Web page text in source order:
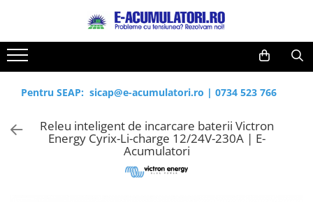
Toate Produsele
Acumulatori, Baterii si Incarcatoare
Uzuale
Baterii alcaline
Baterii litiu
Reduceri de vara
Cabluri
Acumulatori
Prelungitoare
Panouri fotovoltaice
Pentru SEAP: sicap@e-acumulatori.ro | 0734 523 766
Releu inteligent de incarcare baterii Victron
Energy Cyrix-Li-charge 12/24V-230A | E-
Acumulatori